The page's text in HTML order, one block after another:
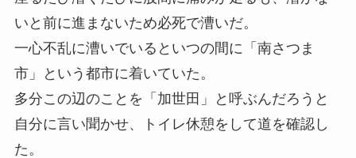
いと前に進まないため必死で漕いだ。
一心不乱に漕いでいるといつの間に「南さつま
市」という都市に着いていた。
多分この辺のことを「加世田」と呼ぶんだろうと
自分に言い聞かせ、トイレ休憩をして道を確認し
た。